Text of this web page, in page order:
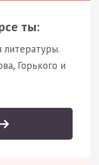
ты:
литературы.
Горького и